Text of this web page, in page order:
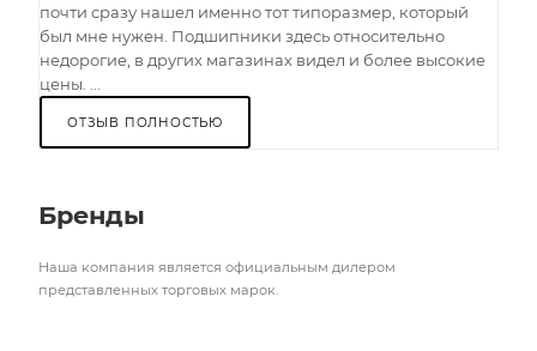
почти сразу нашел именно тот типоразмер, который
был мне нужен. Подшипники здесь относительно
недорогие, в других магазинах видел и более высокие
цены. ...
ОТЗЫВ ПОЛНОСТЬЮ
Бренды
Наша компания является официальным дилером
представленных торговых марок.